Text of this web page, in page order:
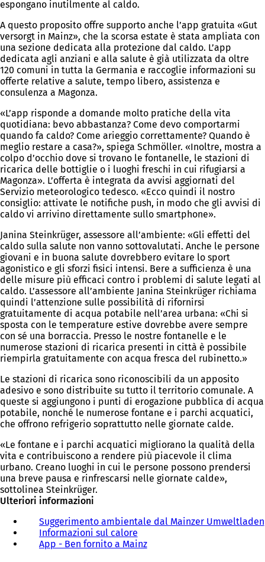
espongano inutilmente al caldo.
A questo proposito offre supporto anche l’app gratuita «Gut
versorgt in Mainz», che la scorsa estate è stata ampliata con
una sezione dedicata alla protezione dal caldo. L’app
dedicata agli anziani e alla salute è già utilizzata da oltre
120 comuni in tutta la Germania e raccoglie informazioni su
offerte relative a salute, tempo libero, assistenza e
consulenza a Magonza.
«L’app risponde a domande molto pratiche della vita
quotidiana: bevo abbastanza? Come devo comportarmi
quando fa caldo? Come arieggio correttamente? Quando è
meglio restare a casa?», spiega Schmöller. «Inoltre, mostra a
colpo d’occhio dove si trovano le fontanelle, le stazioni di
ricarica delle bottiglie o i luoghi freschi in cui rifugiarsi a
Magonza». L’offerta è integrata da avvisi aggiornati del
Servizio meteorologico tedesco. «Ecco quindi il nostro
consiglio: attivate le notifiche push, in modo che gli avvisi di
caldo vi arrivino direttamente sullo smartphone».
Janina Steinkrüger, assessore all’ambiente: «Gli effetti del
caldo sulla salute non vanno sottovalutati. Anche le persone
giovani e in buona salute dovrebbero evitare lo sport
agonistico e gli sforzi fisici intensi. Bere a sufficienza è una
delle misure più efficaci contro i problemi di salute legati al
caldo. L’assessore all’ambiente Janina Steinkrüger richiama
quindi l’attenzione sulle possibilità di rifornirsi
gratuitamente di acqua potabile nell’area urbana: «Chi si
sposta con le temperature estive dovrebbe avere sempre
con sé una borraccia. Presso le nostre fontanelle e le
numerose stazioni di ricarica presenti in città è possibile
riempirla gratuitamente con acqua fresca del rubinetto.»
Le stazioni di ricarica sono riconoscibili da un apposito
adesivo e sono distribuite su tutto il territorio comunale. A
queste si aggiungono i punti di erogazione pubblica di acqua
potabile, nonché le numerose fontane e i parchi acquatici,
che offrono refrigerio soprattutto nelle giornate calde.
«Le fontane e i parchi acquatici migliorano la qualità della
vita e contribuiscono a rendere più piacevole il clima
urbano. Creano luoghi in cui le persone possono prendersi
una breve pausa e rinfrescarsi nelle giornate calde»,
sottolinea Steinkrüger.
Ulteriori informazioni
Suggerimento ambientale dal Mainzer Umweltladen
Informazioni sul calore
S
App - Ben fornito a Mainz(